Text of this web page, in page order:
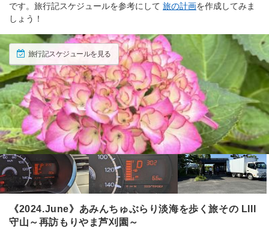
です。旅行記スケジュールを参考にして 旅の計画を作成してみま
しょう！
旅行記スケジュールを見る
《2024.June》あみんちゅぶらり淡海を歩く旅その LIII
守山～再訪もりやま芦刈園～